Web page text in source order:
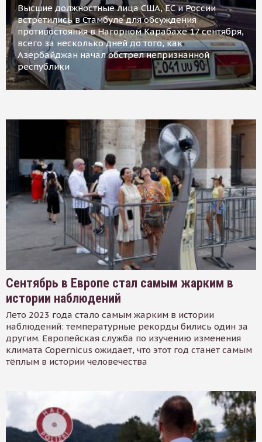
Высшие должностные лица США, ЕС и России
встретились в Стамбуле для обсуждения
противостояния в Нагорном Карабахе 17 сентября,
всего за несколько дней до того, как
Азербайджан начал обстрел непризнанной
республики
Сентябрь в Европе стал самым жарким в
истории наблюдений
Лето 2023 года стало самым жарким в истории
наблюдений: температурные рекорды бились один за
другим. Европейская служба по изучению изменения
климата Copernicus ожидает, что этот год станет самым
тёплым в истории человечества